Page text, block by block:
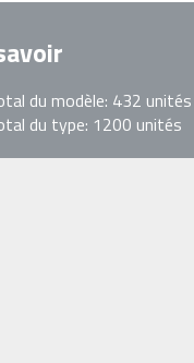
du modèle: 432 unités
du type: 1200 unités